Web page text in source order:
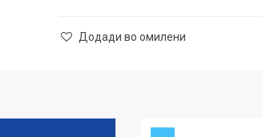
Додади во омилени